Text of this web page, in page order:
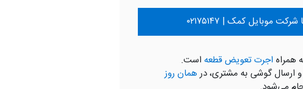
موبایل کمک | ۰۲۱۷۵۱۴۷
همراه اجرت تعویض قطعه است.
ارسال گوشی به مشتری، درهمان روز